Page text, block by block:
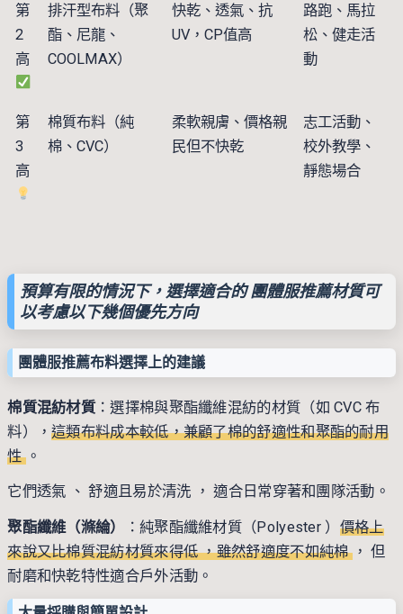
第
2
高
排汗型布料（聚
酯、尼龍、
COOLMAX）
快乾、透氣、抗
UV，CP值高
路跑、馬拉
松、健走活
動
第
3
高
棉質布料（純
棉、CVC）
柔軟親膚、價格親
民但不快乾
志工活動、
校外教學、
靜態場合
預算有限的情況下，選擇適合的 團體服推薦材質可
以考慮以下幾個優先方向
團體服推薦布料選擇上的建議
棉質混紡材質：選擇棉與聚酯纖維混紡的材質（如 CVC 布
料），這類布料成本較低，兼顧了棉的舒適性和聚酯的耐用
性。
它們透氣 、 舒適且易於清洗 ， 適合日常穿著和團隊活動。
聚酯纖維（滌綸） ：純聚酯纖維材質（Polyester ） 價格上
來說又比棉質混紡材質來得低 ，雖然舒適度不如純棉， 但
耐磨和快乾特性適合戶外活動。